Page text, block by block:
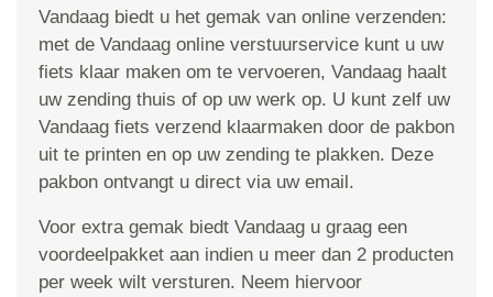
Vandaag biedt u het gemak van online verzenden:
met de Vandaag online verstuurservice kunt u uw
fiets klaar maken om te vervoeren, Vandaag haalt
uw zending thuis of op uw werk op. U kunt zelf uw
Vandaag fiets verzend klaarmaken door de pakbon
uit te printen en op uw zending te plakken. Deze
pakbon ontvangt u direct via uw email.
Voor extra gemak biedt Vandaag u graag een
voordeelpakket aan indien u meer dan 2 producten
per week wilt versturen. Neem hiervoor